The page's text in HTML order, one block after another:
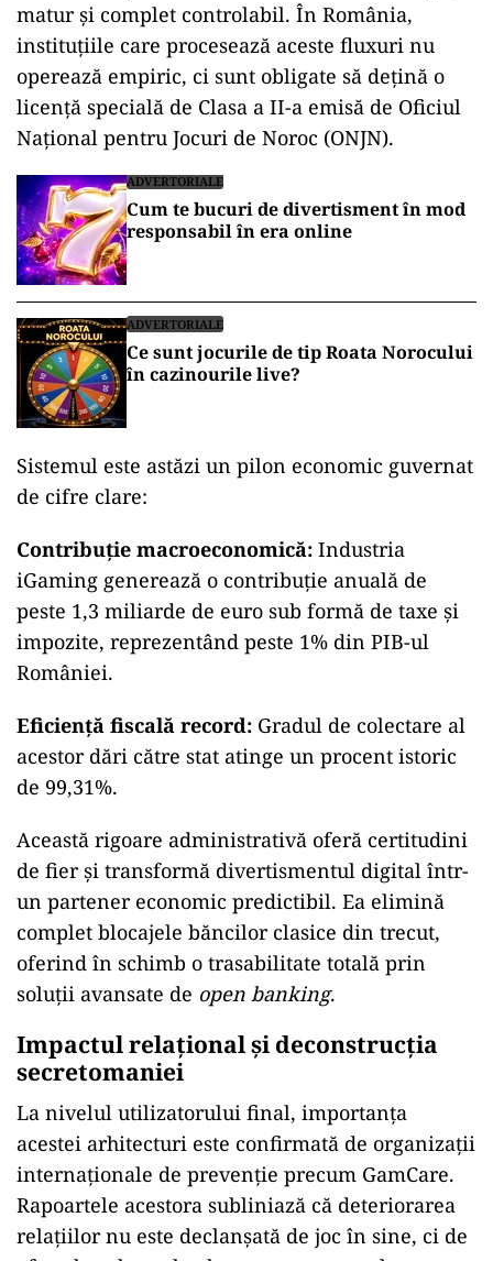
matur și complet controlabil. În România,
instituțiile care procesează aceste fluxuri nu
operează empiric, ci sunt obligate să dețină o
licență specială de Clasa a II-a emisă de Oficiul
Național pentru Jocuri de Noroc (ONJN).
ADVERTORIALE
Cum te bucuri de divertisment în mod
responsabil în era online
ADVERTORIALE
Ce sunt jocurile de tip Roata Norocului
în cazinourile live?
Sistemul este astăzi un pilon economic guvernat
de cifre clare:
Contribuție macroeconomică: Industria
iGaming generează o contribuție anuală de
peste 1,3 miliarde de euro sub formă de taxe și
impozite, reprezentând peste 1% din PIB-ul
României.
Eficiență fiscală record: Gradul de colectare al
acestor dări către stat atinge un procent istoric
de 99,31%.
Această rigoare administrativă oferă certitudini
de fier și transformă divertismentul digital într-
un partener economic predictibil. Ea elimină
complet blocajele băncilor clasice din trecut,
oferind în schimb o trasabilitate totală prin
soluții avansate de open banking.
Impactul relațional și deconstrucția
secretomaniei
La nivelul utilizatorului final, importanța
acestei arhitecturi este confirmată de organizații
internaționale de prevenție precum GamCare.
Rapoartele acestora subliniază că deteriorarea
relațiilor nu este declanșată de joc în sine, ci de